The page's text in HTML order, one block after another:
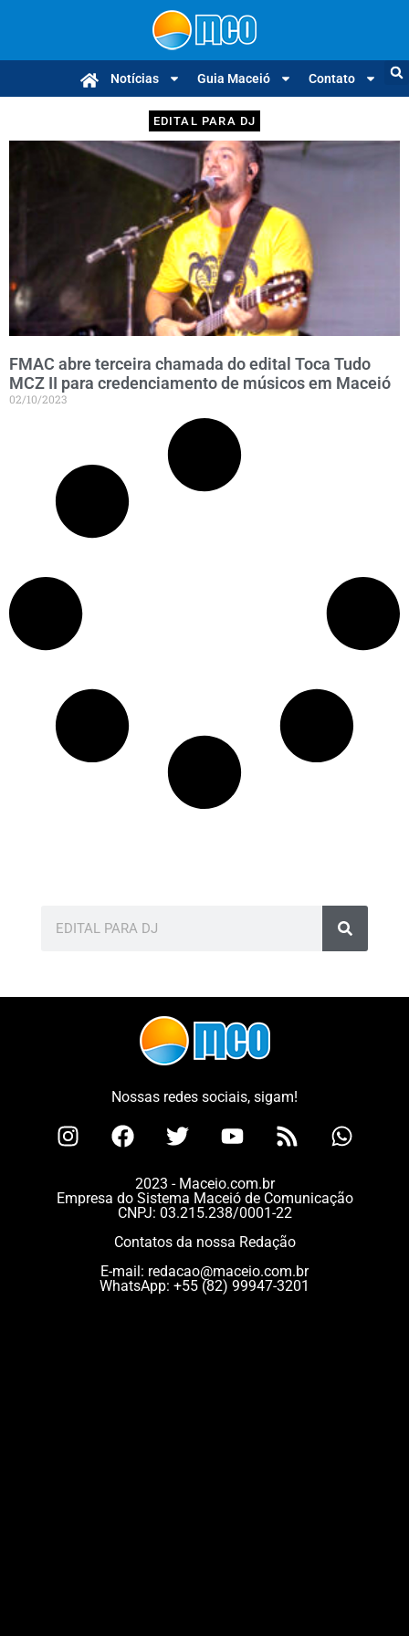
Notícias Guia Maceió Contato
EDITAL PARA DJ
FMAC abre terceira chamada do edital Toca Tudo
MCZ II para credenciamento de músicos em Maceió
02/10/2023
Nossas redes sociais, sigam!
2023 - Maceio.com.br
Empresa do Sistema Maceió de Comunicação
CNPJ: 03.215.238/0001-22
Contatos da nossa Redação
E-mail: redacao@maceio.com.br
WhatsApp: +55 (82) 99947-3201